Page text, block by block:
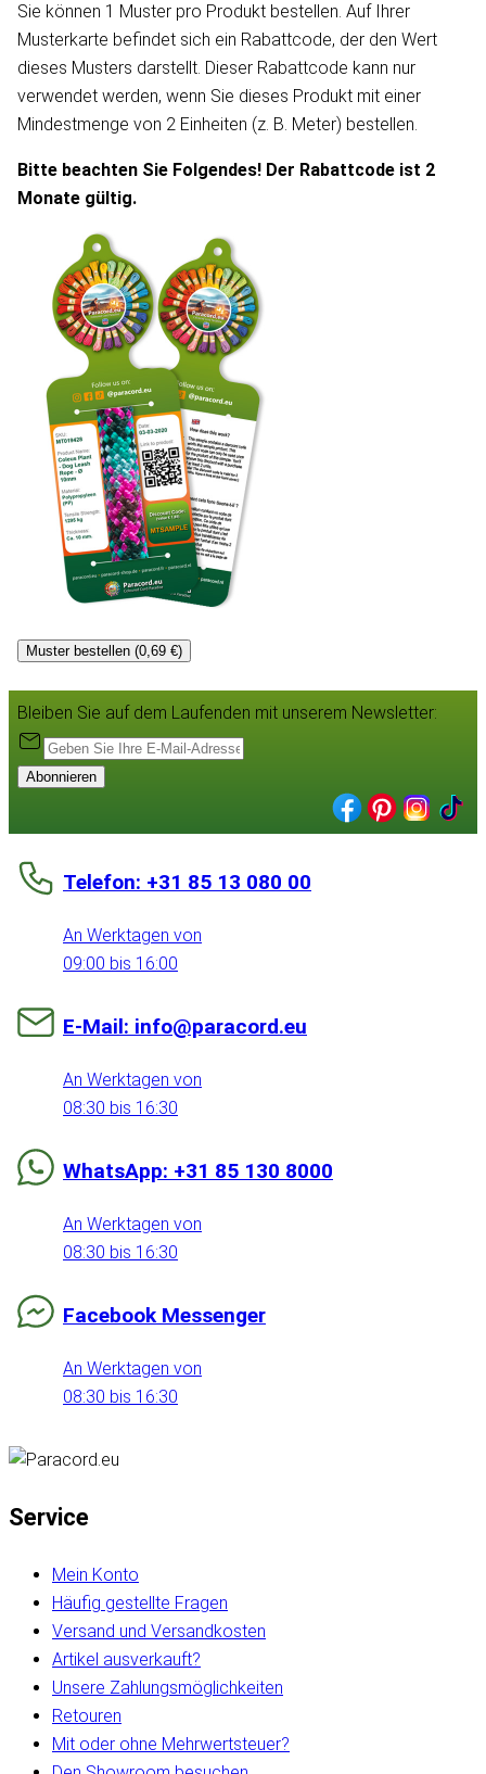
Sie können 1 Muster pro Produkt bestellen. Auf Ihrer
Musterkarte befindet sich ein Rabattcode, der den Wert
dieses Musters darstellt. Dieser Rabattcode kann nur
verwendet werden, wenn Sie dieses Produkt mit einer
Mindestmenge von 2 Einheiten (z. B. Meter) bestellen.
Bitte beachten Sie Folgendes! Der Rabattcode ist 2
Monate gültig.
Muster bestellen (0,69 €)
Bleiben Sie auf dem Laufenden mit unserem Newsletter:
Abonnieren
Telefon: +31 85 13 080 00
An Werktagen von
09:00 bis 16:00
E-Mail: info@paracord.eu
An Werktagen von
08:30 bis 16:30
WhatsApp: +31 85 130 8000
An Werktagen von
08:30 bis 16:30
Facebook Messenger
An Werktagen von
08:30 bis 16:30
Service
Mein Konto
Häufig gestellte Fragen
Versand und Versandkosten
Artikel ausverkauft?
Unsere Zahlungsmöglichkeiten
Retouren
Mit oder ohne Mehrwertsteuer?